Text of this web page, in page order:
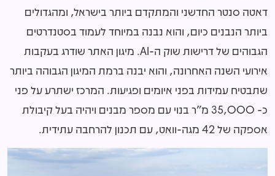
דאטה סנטר החדשני והמתקדם ביותר בישראל, ומהגדולים
ביותר הנבנים כיום, והוא נבנה במיוחד לעמוד בסטנדרטים
הגבוהים של דרישות שוק ה-AI. מיגון האתר שודרג בעקבות
אירועי השנה האחרונה, והוא יבנה ברמת המיגון הגבוהה ביותר
שתבטיח עמידות בפני איומים ופגיעות. המרכז ישתרע על פני
כ- 35,000 מ"ר בנוי עם מספר מבנים ויהיה בעל קיבולת
אספקה של 42 מגה-וואט, עם תכנון להרחבה עתידית.